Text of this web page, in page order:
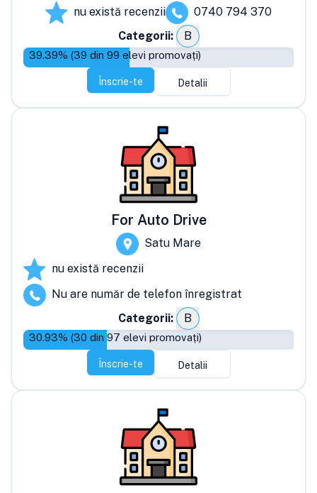
nu există recenzii
0740 794 370
Categorii:
B
39.39% (39 din 99 elevi promovați)
Înscrie-te Detalii
For Auto Drive
Satu Mare
nu există recenzii
Nu are număr de telefon înregistrat
Categorii:
B
30.93% (30 din 97 elevi promovați)
Înscrie-te Detalii